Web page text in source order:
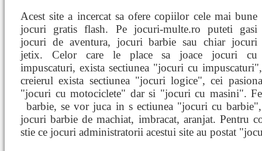
Acest site a incercat sa ofere copiilor cele mai bune
jocuri gratis flash. Pe jocuri-multe.ro puteti gasi
jocuri de aventura, jocuri barbie sau chiar jocuri
jetix. Celor care le place sa joace jocuri cu
impuscaturi, exista sectiunea "jocuri cu
creierul exista sectiunea "jocuri logice", cei
"jocuri cu motociclete" dar si "jocuri cu masini".
barbie, se vor juca in s ectiunea "jocuri cu
jocuri barbie de machiat, imbracat, aranjat. Pentru
stie ce jocuri administratorii acestui site au postat